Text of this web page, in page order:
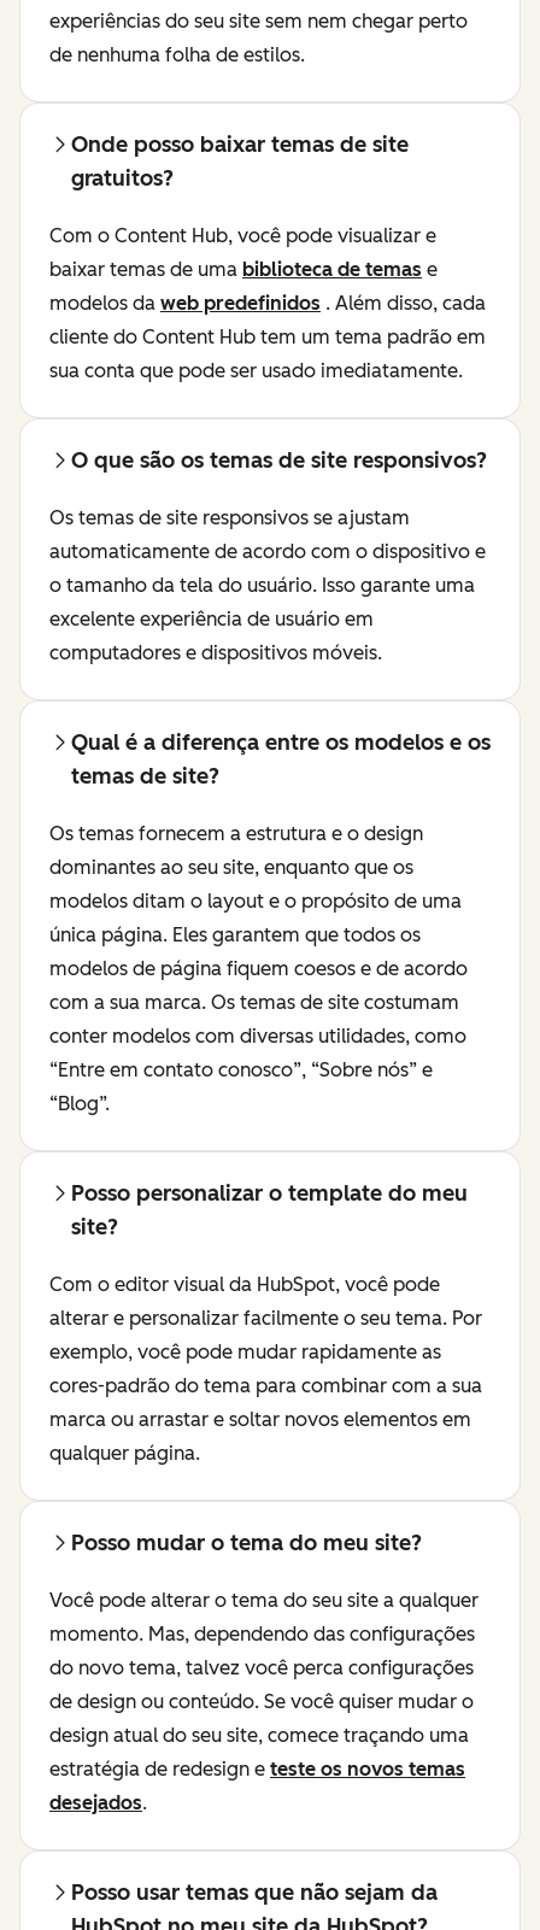
experiências do seu site sem nem chegar perto
de nenhuma folha de estilos.
Onde posso baixar temas de site
gratuitos?
Com o Content Hub, você pode visualizar e
baixar temas de uma biblioteca de temas e
modelos da web predefinidos . Além disso, cada
cliente do Content Hub tem um tema padrão em
sua conta que pode ser usado imediatamente.
O que são os temas de site responsivos?
Os temas de site responsivos se ajustam
automaticamente de acordo com o dispositivo e
o tamanho da tela do usuário. Isso garante uma
excelente experiência de usuário em
computadores e dispositivos móveis.
Qual é a diferença entre os modelos e os
temas de site?
Os temas fornecem a estrutura e o design
dominantes ao seu site, enquanto que os
modelos ditam o layout e o propósito de uma
única página. Eles garantem que todos os
modelos de página fiquem coesos e de acordo
com a sua marca. Os temas de site costumam
conter modelos com diversas utilidades, como
“Entre em contato conosco”, “Sobre nós” e
“Blog”.
Posso personalizar o template do meu
site?
Com o editor visual da HubSpot, você pode
alterar e personalizar facilmente o seu tema. Por
exemplo, você pode mudar rapidamente as
cores-padrão do tema para combinar com a sua
marca ou arrastar e soltar novos elementos em
qualquer página.
Posso mudar o tema do meu site?
Você pode alterar o tema do seu site a qualquer
momento. Mas, dependendo das configurações
do novo tema, talvez você perca configurações
de design ou conteúdo. Se você quiser mudar o
design atual do seu site, comece traçando uma
estratégia de redesign e teste os novos temas
desejados.
Posso usar temas que não sejam da